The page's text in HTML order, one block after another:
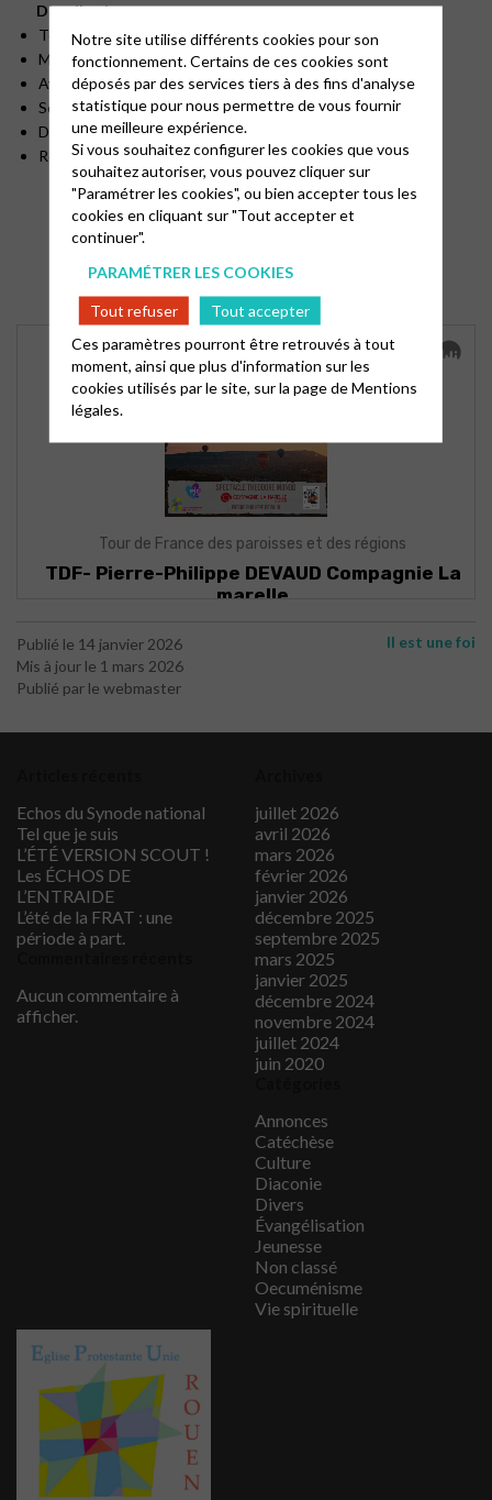
Distribution
Texte de Pierre-Philippe Devaux
Mise en scène de Myriam Sintado
Avec Aurélien Deque et Pierre-Philippe Devaux
Scénographie : Khaled Khouri
Dessins sur sable : Cie Tramage, David Myriam
Régie Son, Lumière, Vidéo : Alon Fosman Starckman
Publié le 14 janvier 2026
Mis à jour le 1 mars 2026
Publié par le webmaster
Il est une foi
Echos du Synode national
Tel que je suis
L’ÉTÉ VERSION SCOUT !
Les ÉCHOS DE
L’ENTRAIDE
L’été de la FRAT : une
période à part.
Aucun commentaire à
afficher.
juillet 2026
avril 2026
mars 2026
février 2026
janvier 2026
décembre 2025
septembre 2025
mars 2025
janvier 2025
décembre 2024
novembre 2024
juillet 2024
juin 2020
Annonces
Catéchèse
Culture
Diaconie
Divers
Évangélisation
Jeunesse
Non classé
Oecuménisme
Vie spirituelle
Notre site utilise différents cookies pour son
fonctionnement. Certains de ces cookies sont
déposés par des services tiers à des fins d'analyse
statistique pour nous permettre de vous fournir
une meilleure expérience.
Si vous souhaitez configurer les cookies que vous
souhaitez autoriser, vous pouvez cliquer sur
"Paramétrer les cookies", ou bien accepter tous les
cookies en cliquant sur "Tout accepter et
continuer".
PARAMÉTRER LES COOKIES
Tout refuser
Tout accepter
Ces paramètres pourront être retrouvés à tout
moment, ainsi que plus d'information sur les
cookies utilisés par le site, sur la page deMentions
légales.